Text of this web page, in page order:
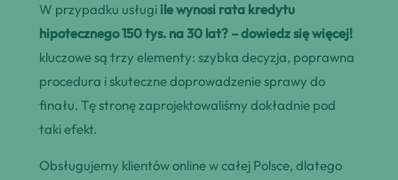
W przypadku usługi ile wynosi rata kredytu
hipotecznego 150 tys. na 30 lat? – dowiedz się więcej!
kluczowe są trzy elementy: szybka decyzja, poprawna
procedura i skuteczne doprowadzenie sprawy do
finału. Tę stronę zaprojektowaliśmy dokładnie pod
taki efekt.
Obsługujemy klientów online w całej Polsce, dlatego